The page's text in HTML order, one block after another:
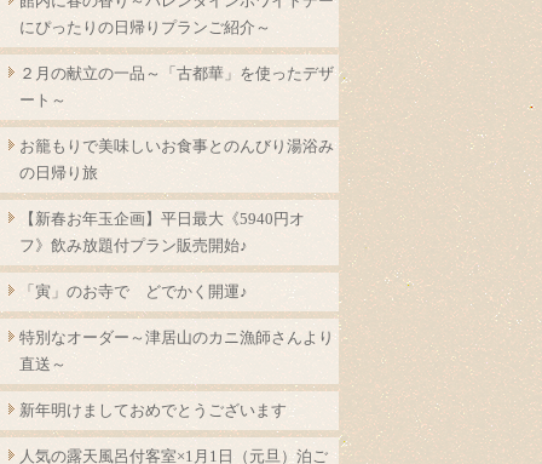
にぴったりの日帰りプランご紹介～
２月の献立の一品～「古都華」を使ったデザ
ート～
お籠もりで美味しいお食事とのんびり湯浴み
の日帰り旅
【新春お年玉企画】平日最大《5940円オ
フ》飲み放題付プラン販売開始♪
「寅」のお寺で どでかく開運♪
特別なオーダー～津居山のカニ漁師さんより
直送～
新年明けましておめでとうございます
人気の露天風呂付客室×1月1日（元旦）泊ご